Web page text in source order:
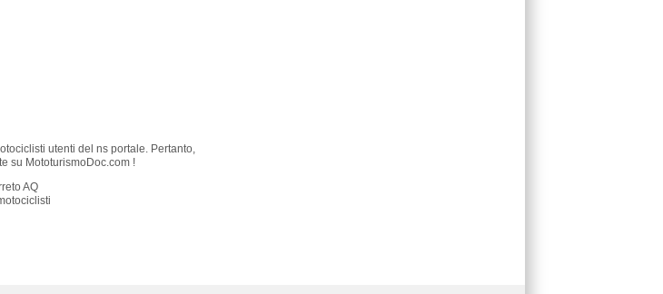
utenti del ns portale. Pertanto,
su MototurismoDoc.com !
AQ